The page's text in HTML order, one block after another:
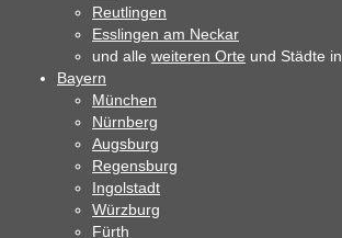
Reutlingen
Esslingen am Neckar
und alle weiteren Orte und Städte in
Bayern
München
Nürnberg
Augsburg
Regensburg
Ingolstadt
Würzburg
Fürth